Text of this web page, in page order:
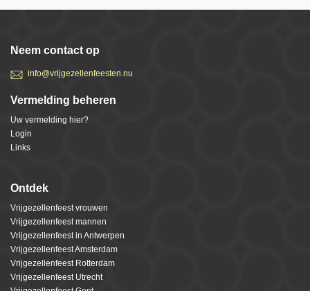
Neem contact op
info@vrijgezellenfeesten.nu
Vermelding beheren
Uw vermelding hier?
Login
Links
Ontdek
Vrijgezellenfeest vrouwen
Vrijgezellenfeest mannen
Vrijgezellenfeest in Antwerpen
Vrijgezellenfeest Amsterdam
Vrijgezellenfeest Rotterdam
Vrijgezellenfeest Utrecht